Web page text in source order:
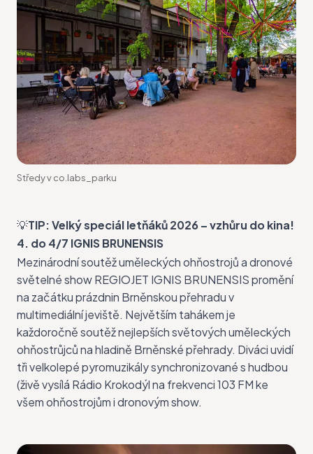
Středy v co.labs_parku
💡TIP:Velký speciál letňáků 2026 – vzhůru do kina!
4. do 4/7 IGNIS BRUNENSIS
Mezinárodní soutěž uměleckých ohňostrojů a dronové
světelné showREGIOJET IGNIS BRUNENSISpromění
na začátku prázdnin Brněnskou přehradu v
multimediální jeviště. Největším tahákem je
každoročně soutěž nejlepších světových uměleckých
ohňostrůjců na hladině Brněnské přehrady. Diváci uvidí
tři velkolepé pyromuzikály synchronizované s hudbou
(živě vysílá Rádio Krokodýl na frekvenci 103 FM ke
všem ohňostrojům i dronovým show.